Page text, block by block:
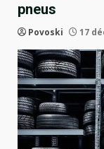
pneus
Povoski 17